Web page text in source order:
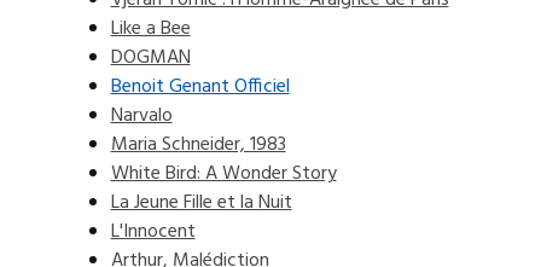
Like a Bee
DOGMAN
Benoit Genant Officiel
Narvalo
Maria Schneider, 1983
White Bird: A Wonder Story
La Jeune Fille et la Nuit
L'Innocent